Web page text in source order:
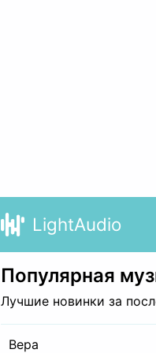
LightAudio
Популярная
Лучшие новинки за
Вера